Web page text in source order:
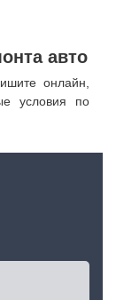
авто
онлайн,
условия по